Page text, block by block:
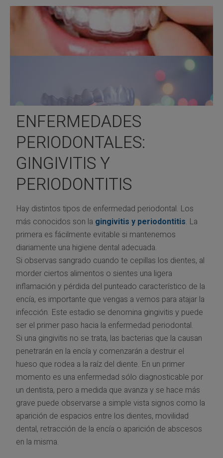
ENFERMEDADES
PERIODONTALES:
GINGIVITIS Y
PERIODONTITIS
Hay distintos tipos de enfermedad periodontal. Los
más conocidos son la gingivitis y periodontitis. La
primera es fácilmente evitable si mantenemos
diariamente una higiene dental adecuada.
Si observas sangrado cuando te cepillas los dientes, al
morder ciertos alimentos o sientes una ligera
inflamación y pérdida del punteado característico de la
encía, es importante que vengas a vernos para atajar la
infección. Este estadio se denomina gingivitis y puede
ser el primer paso hacia la enfermedad periodontal.
Si una gingivitis no se trata, las bacterias que la causan
penetrarán en la encía y comenzarán a destruir el
hueso que rodea a la raíz del diente. En un primer
momento es una enfermedad sólo diagnosticable por
un dentista, pero a medida que avanza y se hace más
grave puede observarse a simple vista signos como la
aparición de espacios entre los dientes, movilidad
dental, retracción de la encía o aparición de abscesos
en la misma.